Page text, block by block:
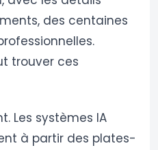
des centaines
trouver ces
Les systèmes IA
à partir des plates-